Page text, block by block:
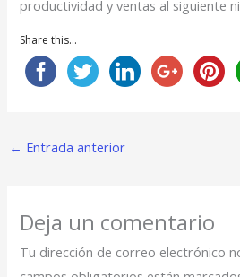
productividad y ventas al siguiente
Share this...
← Entrada anterior
Deja un comentario
Tu dirección de correo electrónico